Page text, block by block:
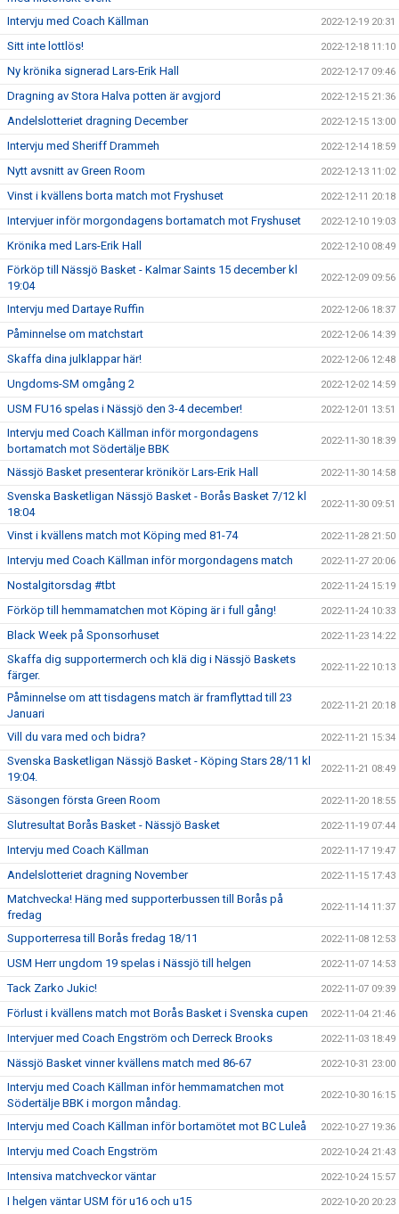
Intervju med Coach Källman 2022-12-19 20:31
Sitt inte lottlös! 2022-12-18 11:10
Ny krönika signerad Lars-Erik Hall 2022-12-17 09:46
Dragning av Stora Halva potten är avgjord 2022-12-15 21:36
Andelslotteriet dragning December 2022-12-15 13:00
Intervju med Sheriff Drammeh 2022-12-14 18:59
Nytt avsnitt av Green Room 2022-12-13 11:02
Vinst i kvällens borta match mot Fryshuset 2022-12-11 20:18
Intervjuer inför morgondagens bortamatch mot Fryshuset 2022-12-10 19:03
Krönika med Lars-Erik Hall 2022-12-10 08:49
Förköp till Nässjö Basket - Kalmar Saints 15 december kl
19:04
2022-12-09 09:56
Intervju med Dartaye Ruffin 2022-12-06 18:37
Påminnelse om matchstart 2022-12-06 14:39
Skaffa dina julklappar här! 2022-12-06 12:48
Ungdoms-SM omgång 2 2022-12-02 14:59
USM FU16 spelas i Nässjö den 3-4 december! 2022-12-01 13:51
Intervju med Coach Källman inför morgondagens
bortamatch mot Södertälje BBK
2022-11-30 18:39
Nässjö Basket presenterar krönikör Lars-Erik Hall 2022-11-30 14:58
Svenska Basketligan Nässjö Basket - Borås Basket 7/12 kl
18:04
2022-11-30 09:51
Vinst i kvällens match mot Köping med 81-74 2022-11-28 21:50
Intervju med Coach Källman inför morgondagens match 2022-11-27 20:06
Nostalgitorsdag #tbt 2022-11-24 15:19
Förköp till hemmamatchen mot Köping är i full gång! 2022-11-24 10:33
Black Week på Sponsorhuset 2022-11-23 14:22
Skaffa dig supportermerch och klä dig i Nässjö Baskets
färger.
2022-11-22 10:13
Påminnelse om att tisdagens match är framflyttad till 23
Januari
2022-11-21 20:18
Vill du vara med och bidra? 2022-11-21 15:34
Svenska Basketligan Nässjö Basket - Köping Stars 28/11 kl
19:04.
2022-11-21 08:49
Säsongen första Green Room 2022-11-20 18:55
Slutresultat Borås Basket - Nässjö Basket 2022-11-19 07:44
Intervju med Coach Källman 2022-11-17 19:47
Andelslotteriet dragning November 2022-11-15 17:43
Matchvecka! Häng med supporterbussen till Borås på
fredag
2022-11-14 11:37
Supporterresa till Borås fredag 18/11 2022-11-08 12:53
USM Herr ungdom 19 spelas i Nässjö till helgen 2022-11-07 14:53
Tack Zarko Jukic! 2022-11-07 09:39
Förlust i kvällens match mot Borås Basket i Svenska cupen 2022-11-04 21:46
Intervjuer med Coach Engström och Derreck Brooks 2022-11-03 18:49
Nässjö Basket vinner kvällens match med 86-67 2022-10-31 23:00
Intervju med Coach Källman inför hemmamatchen mot
Södertälje BBK i morgon måndag.
2022-10-30 16:15
Intervju med Coach Källman inför bortamötet mot BC Luleå 2022-10-27 19:36
Intervju med Coach Engström 2022-10-24 21:43
Intensiva matchveckor väntar 2022-10-24 15:57
I helgen väntar USM för u16 och u15 2022-10-20 20:23